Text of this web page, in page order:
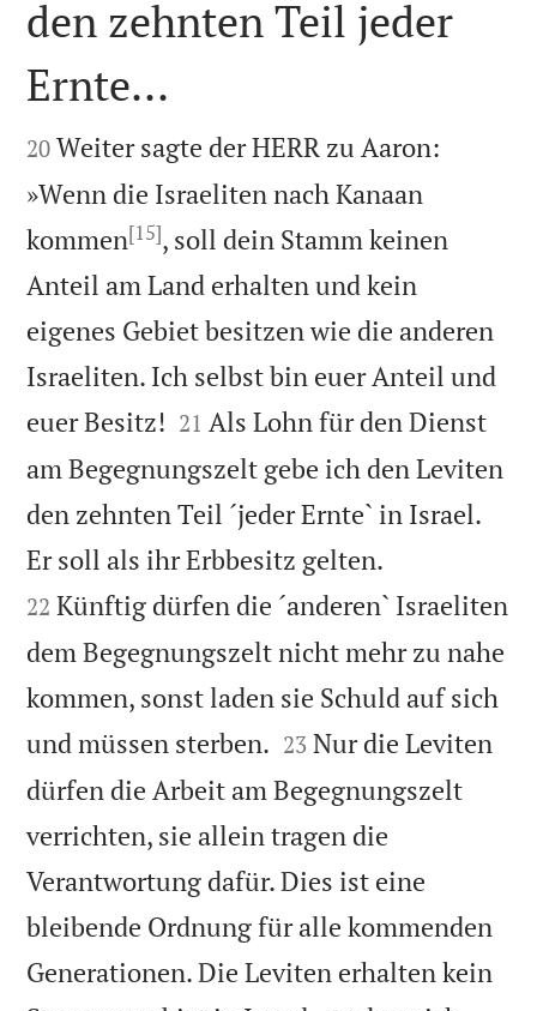

den zehnten Teil jeder
Ernte...

20 Weiter sagte der HERR zu Aaron:
»Wenn die Israeliten nach Kanaan
kommen[15], soll dein Stamm keinen
Anteil am Land erhalten und kein
eigenes Gebiet besitzen wie die anderen
Israeliten. Ich selbst bin euer Anteil und
euer Besitz! 

21 Als Lohn für den Dienst
am Begegnungszelt gebe ich den Leviten
den zehnten Teil ´jeder Ernte` in Israel.
Er soll als ihr Erbbesitz gelten.
22 Künftig dürfen die ´anderen` Israeliten
dem Begegnungszelt nicht mehr zu nahe
kommen, sonst laden sie Schuld auf sich
und müssen sterben. 

23 Nur die Leviten
dürfen die Arbeit am Begegnungszelt
verrichten, sie allein tragen die
Verantwortung dafür. Dies ist eine
bleibende Ordnung für alle kommenden
Generationen. Die Leviten erhalten kein